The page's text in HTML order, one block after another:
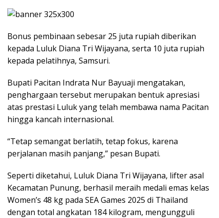
Bonus pembinaan sebesar 25 juta rupiah diberikan
kepada Luluk Diana Tri Wijayana, serta 10 juta rupiah
kepada pelatihnya, Samsuri.
Bupati Pacitan Indrata Nur Bayuaji mengatakan,
penghargaan tersebut merupakan bentuk apresiasi
atas prestasi Luluk yang telah membawa nama Pacitan
hingga kancah internasional.
“Tetap semangat berlatih, tetap fokus, karena
perjalanan masih panjang,” pesan Bupati.
Seperti diketahui, Luluk Diana Tri Wijayana, lifter asal
Kecamatan Punung, berhasil meraih medali emas kelas
Women’s 48 kg pada SEA Games 2025 di Thailand
dengan total angkatan 184 kilogram, mengungguli